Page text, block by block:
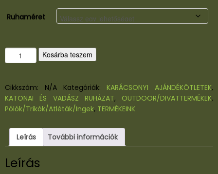
Ruhaméret
P
ó
ó
3
D
t
á
v
Kosárba teszem
Cikkszám: N/A Kategóriák:KARÁCSONYI AJÁNDÉKÖTLETEK,
KATONAI ÉS VADÁSZ RUHÁZAT, OUTDOOR/DIVATTERMÉKEK,
Pólók/Trikók/Atléták/Ingek, TERMÉKEINK
Leírás További információk
Leírás